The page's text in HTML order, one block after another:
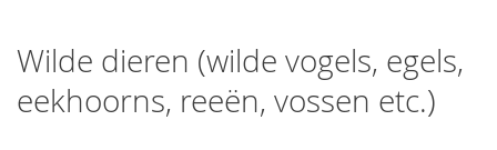
Wilde dieren (wilde vogels, egels,
eekhoorns, reeën, vossen etc.)